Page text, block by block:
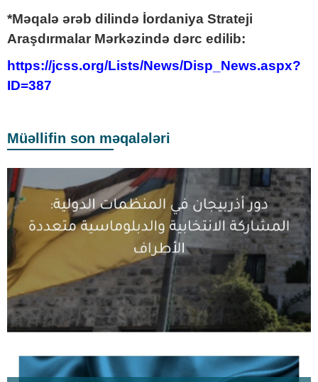
*Məqalə ərəb dilində İordaniya Strateji
Araşdırmalar Mərkəzində dərc edilib:
https://jcss.org/Lists/News/Disp_News.aspx?
ID=387
Müəllifin son məqalələri